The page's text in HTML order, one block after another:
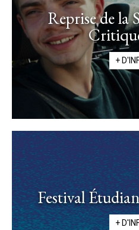
Reprise de la
+
Festival
+